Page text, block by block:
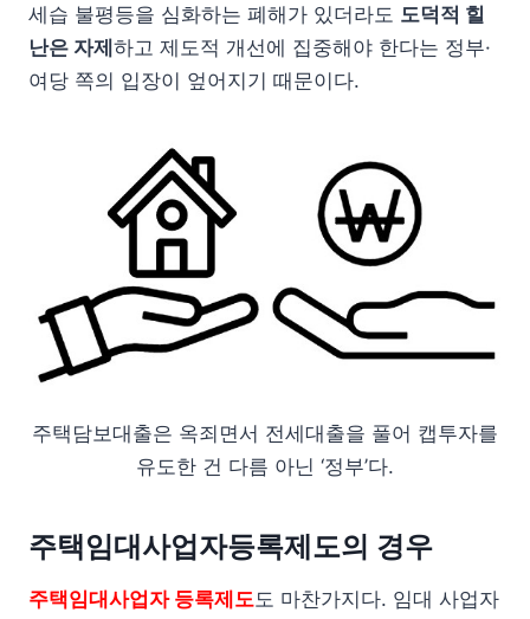
세습 불평등을 심화하는 폐해가 있더라도 도덕적 힐
난은 자제 하고 제도적 개선에 집중해야 한다는 정부·
여당 쪽의 입장이 엎어지기 때문이다.
주택담보대출은 옥죄면서 전세대출을 풀어 캡투자를
유도한 건 다름 아닌 ‘정부’다.
주택임대사업자등록제도의 경우
주택임대사업자 등록제도도 마찬가지다. 임대 사업자